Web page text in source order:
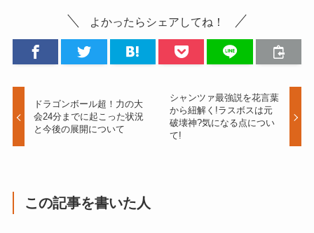
よかったらシェアしてね！
ドラゴンボール超！力の大
会24分までに起こった状況
と今後の展開について
シャンツァ最強説を花言葉
から紐解く!ラスボスは元
破壊神?気になる点につい
て!
この記事を書いた人